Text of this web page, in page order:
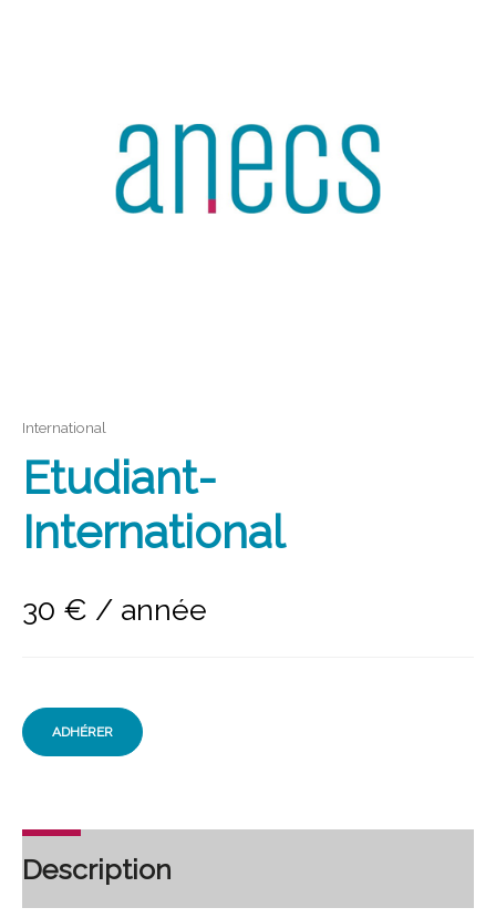
International
Etudiant-
International
30 € / année
ADHÉRER
Description